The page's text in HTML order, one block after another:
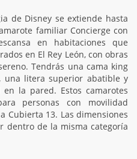
de Disney se extiende hasta
familiar Concierge con
en habitaciones que
en El Rey León, con obras
Tendrás una cama king
una litera superior abatible y
la pared. Estos camarotes
personas con movilidad
Cubierta 13. Las dimensiones
dentro de la misma categoría